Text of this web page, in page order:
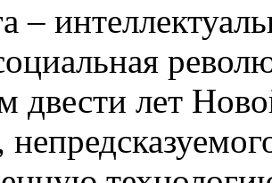
–
двести лет